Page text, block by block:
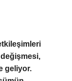
geliyor.